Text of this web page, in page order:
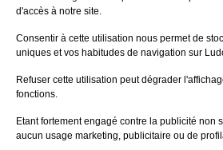
d'accès à notre site.
Consentir à cette utilisation nous permet de
uniques et vos habitudes de navigation sur
Refuser cette utilisation peut dégrader
fonctions.
Etant fortement engagé contre la publicité non
aucun usage marketing, publicitaire ou de
il y a 1 jour
Avis demorlockbob
Sur le jeu Detective
Publié leil y a 3 jours
Sur le jeu Detective
Bella